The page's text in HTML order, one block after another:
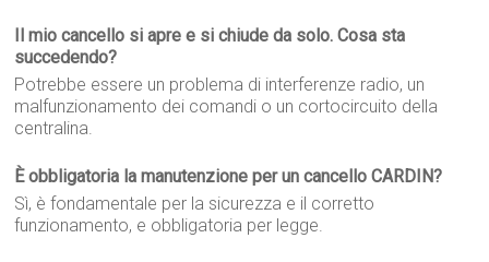
Il mio cancello si apre e si chiude da solo. Cosa sta
succedendo?
Potrebbe essere un problema di interferenze radio, un
malfunzionamento dei comandi o un cortocircuito della
centralina.
È obbligatoria la manutenzione per un cancello CARDIN?
Sì, è fondamentale per la sicurezza e il corretto
funzionamento, e obbligatoria per legge.